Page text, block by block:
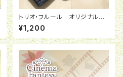
トリオ・フルール オリジナル今
治タオル ※紺色
¥1,200